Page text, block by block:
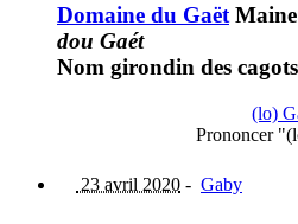
Domaine du Gaët
dou Gaét
Nom girondin des
(lo)
Prononcer
23 avril 2020 - Gaby